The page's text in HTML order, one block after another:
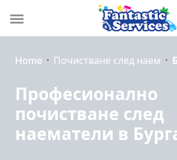
Home Почистване след наем
Професионално
почистване след
наематели в